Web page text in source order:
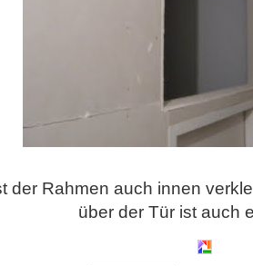
der Rahmen auch innen
über der Tür ist auch